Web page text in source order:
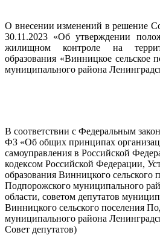
О внесении изменений в решение
30.11.2023 «Об утверждении
жилищном контроле на
образования «Винницкое сельское
муниципального района
В соответствии с Федеральным
ФЗ «Об общих принципах
самоуправления в Российской
кодексом Российской Федерации,
образования Винницкого сельского
Подпорожского муниципального
области, советом депутатов
Винницкого сельского поселения
муниципального района
Совет депутатов)